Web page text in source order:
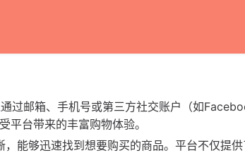
过邮箱、手机号或第三方社交账户（如
台带来的丰富购物体验。
能够迅速找到想要购买的商品。平台不仅提